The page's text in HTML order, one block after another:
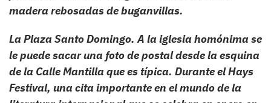
madera rebosadas de buganvillas.
La Plaza Santo Domingo. A la iglesia homónima se
le puede sacar una foto de postal desde la esquina
de la Calle Mantilla que es típica. Durante el Hays
Festival, una cita importante en el mundo de la